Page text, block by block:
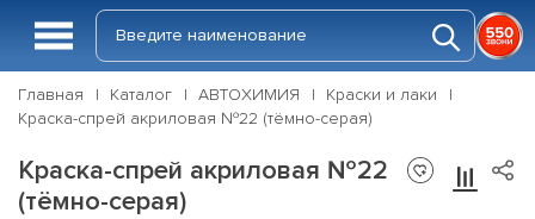
Главная Каталог АВТОХИМИЯ
Краски и лаки
Краска-спрей акриловая №22 (тёмно-серая)
Краска-спрей акриловая №22
(тёмно-серая)